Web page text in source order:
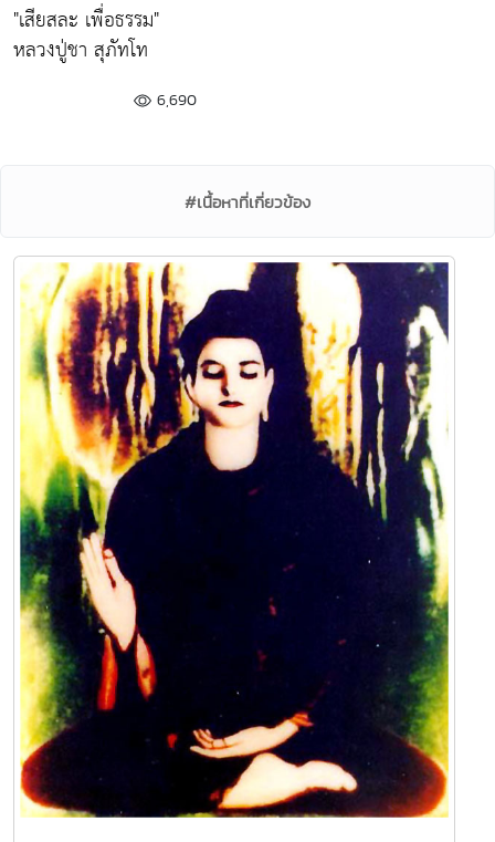
"เสียสละ เพื่อธรรม"
หลวงปู่ชา สุภัทโท
6,690
#เนื้อหาที่เกี่ยวข้อง